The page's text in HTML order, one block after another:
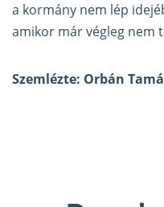
a kormány nem lép
amikor már végleg nem
Szemlézte: Orbán